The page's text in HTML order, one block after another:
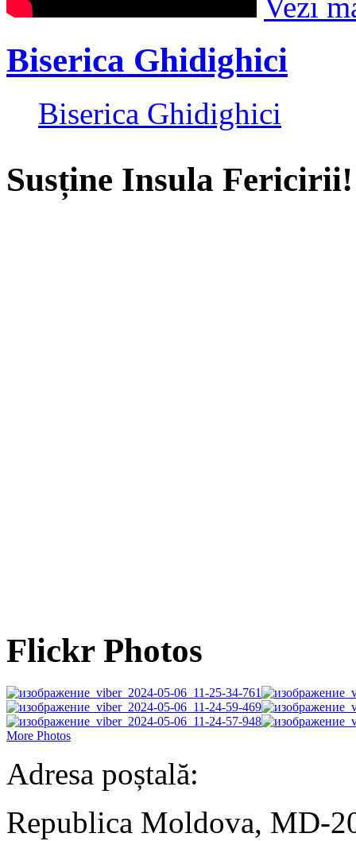
Biserica Ghidighici
Biserica Ghidighici
Susține Insula Fericirii!
Flickr Photos
More Photos
Adresa poștală:
Republica Moldova, MD-